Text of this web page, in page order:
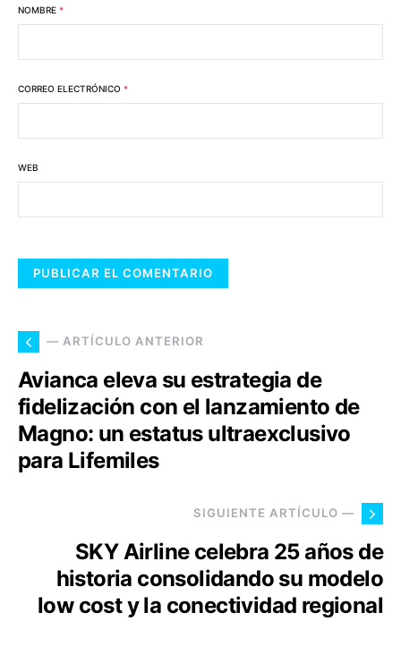
NOMBRE *
CORREO ELECTRÓNICO *
WEB
— ARTÍCULO ANTERIOR
Avianca eleva su estrategia de
fidelización con el lanzamiento de
Magno: un estatus ultraexclusivo
para Lifemiles
SIGUIENTE ARTÍCULO —
SKY Airline celebra 25 años de
historia consolidando su modelo
low cost y la conectividad regional